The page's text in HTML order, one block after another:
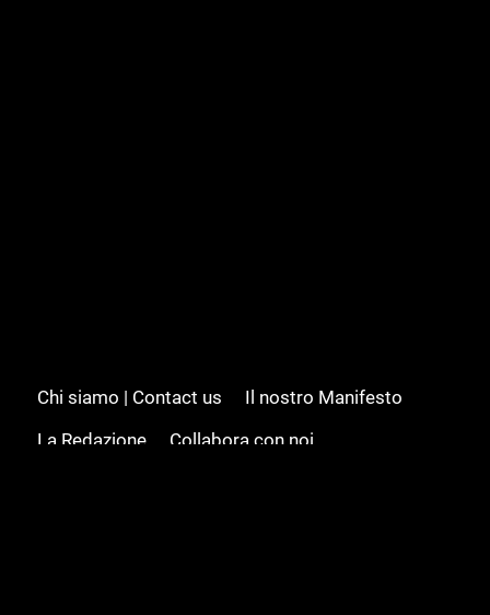
Chi siamo | Contact us
Il nostro Manifesto
La Redazione
Collabora con noi